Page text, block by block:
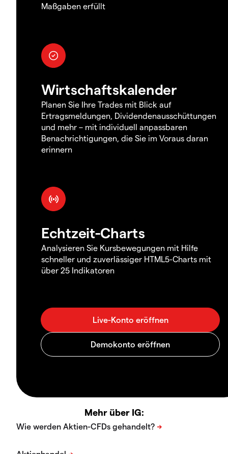
Maßgaben erfüllt
Wirtschaftskalender
Planen Sie Ihre Trades mit Blick auf
Ertragsmeldungen, Dividendenausschüttungen
und mehr – mit individuell anpassbaren
Benachrichtigungen, die Sie im Voraus daran
erinnern
Echtzeit-Charts
Analysieren Sie Kursbewegungen mit Hilfe
schneller und zuverlässiger HTML5-Charts mit
über 25 Indikatoren
Mehr über IG: